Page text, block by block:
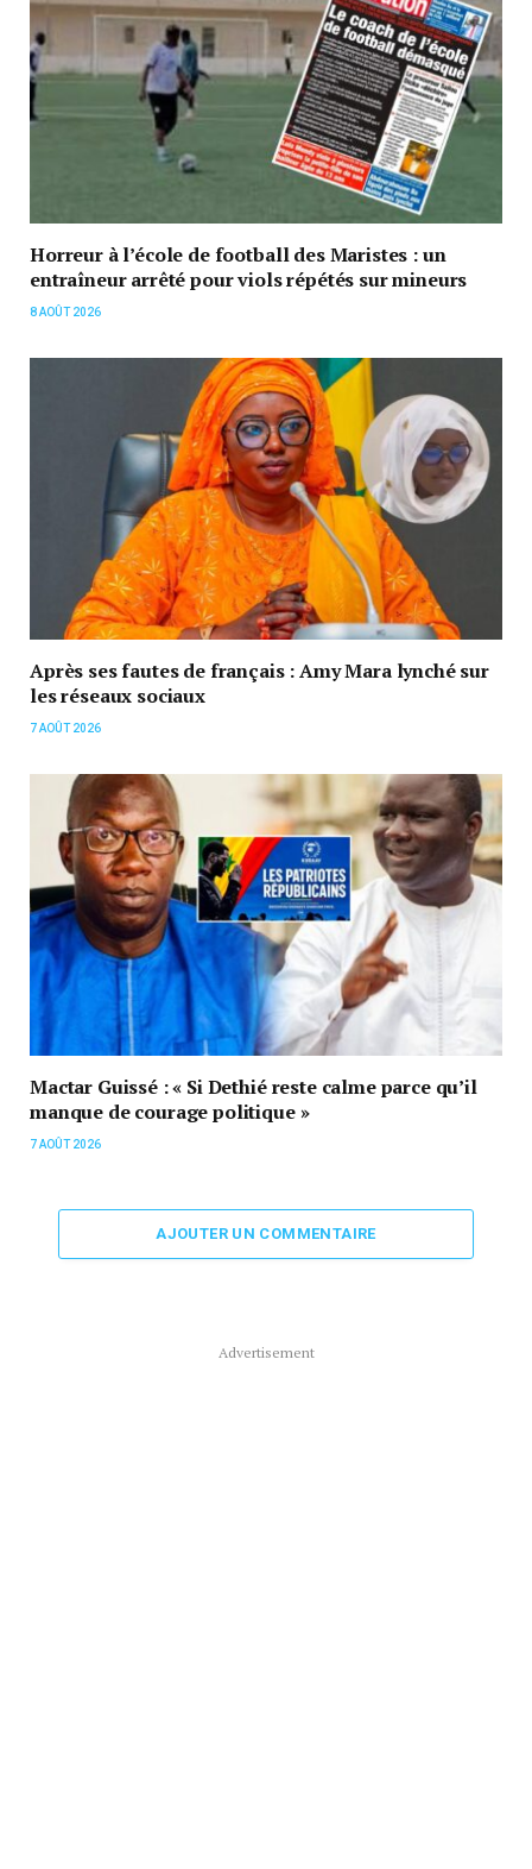
Horreur à l’école de football des Maristes : un
entraîneur arrêté pour viols répétés sur mineurs
8 AOÛT 2026
Après ses fautes de français : Amy Mara lynché sur
les réseaux sociaux
7 AOÛT 2026
Mactar Guissé : « Si Dethié reste calme parce qu’il
manque de courage politique »
7 AOÛT 2026
AJOUTER UN COMMENTAIRE
Advertisement